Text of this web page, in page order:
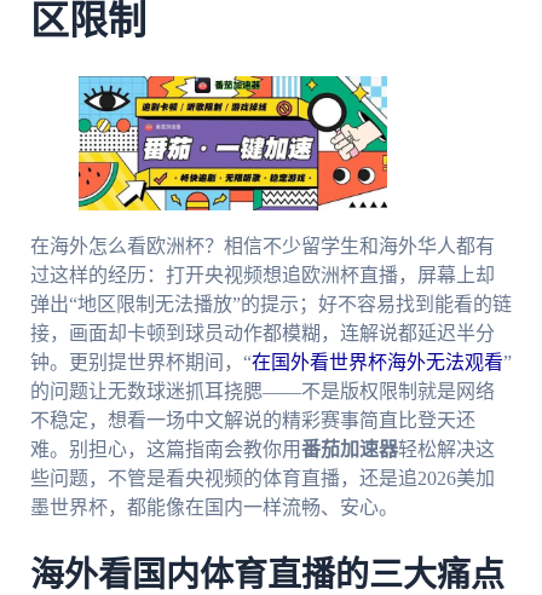
区限制
在海外怎么看欧洲杯？相信不少留学生和海外华人都有
过这样的经历：打开央视频想追欧洲杯直播，屏幕上却
弹出“地区限制无法播放”的提示；好不容易找到能看的链
接，画面却卡顿到球员动作都模糊，连解说都延迟半分
钟。更别提世界杯期间，“在国外看世界杯海外无法观看”
的问题让无数球迷抓耳挠腮——不是版权限制就是网络
不稳定，想看一场中文解说的精彩赛事简直比登天还
难。别担心，这篇指南会教你用番茄加速器轻松解决这
些问题，不管是看央视频的体育直播，还是追2026美加
墨世界杯，都能像在国内一样流畅、安心。
海外看国内体育直播的三大痛点